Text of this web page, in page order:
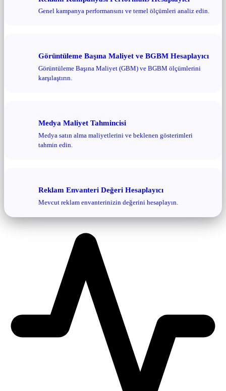
Genel kampanya performansını ve temel ölçümleri analiz edin.
Görüntüleme Başına Maliyet ve BGBM Hesaplayıcı
Görüntüleme Başına Maliyet (GBM) ve BGBM ölçümlerini
karşılaştırın.
Medya Maliyet Tahmincisi
Medya satın alma maliyetlerini ve beklenen gösterimleri
tahmin edin.
Reklam Envanteri Değeri Hesaplayıcı
Mevcut reklam envanterinizin değerini hesaplayın.